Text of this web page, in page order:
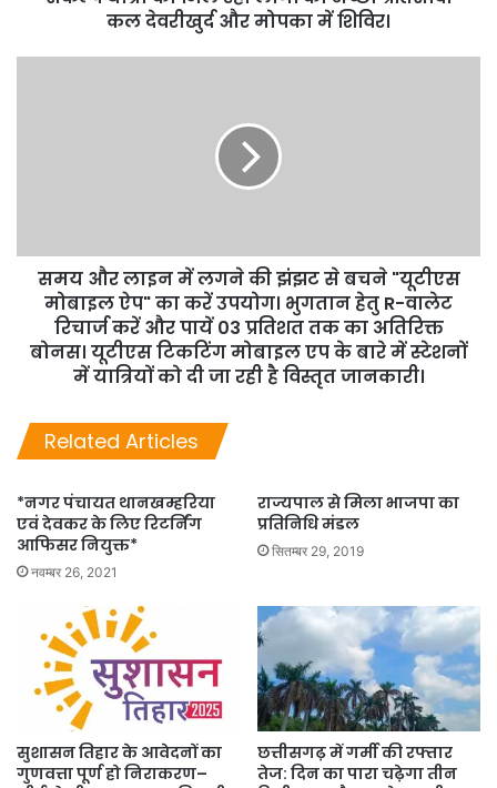
कल देवरीखुर्द और मोपका में शिविर।
समय और लाइन में लगने की झंझट से बचने "यूटीएस
मोबाइल ऐप" का करें उपयोग। भुगतान हेतु R-वालेट
रिचार्ज करें और पायें 03 प्रतिशत तक का अतिरिक्त
बोनस। यूटीएस टिकटिंग मोबाइल एप के बारे में स्टेशनों
में यात्रियों को दी जा रही है विस्तृत जानकारी।
Related Articles
*नगर पंचायत थानखम्हरिया
एवं देवकर के लिए रिटर्निंग
आफिसर नियुक्त*
नवम्बर 26, 2021
राज्यपाल से मिला भाजपा का
प्रतिनिधि मंडल
सितम्बर 29, 2019
सुशासन तिहार के आवेदनों का
गुणवत्ता पूर्ण हो निराकरण–
छत्तीसगढ़ में गर्मी की रफ्तार
तेज: दिन का पारा चढ़ेगा तीन